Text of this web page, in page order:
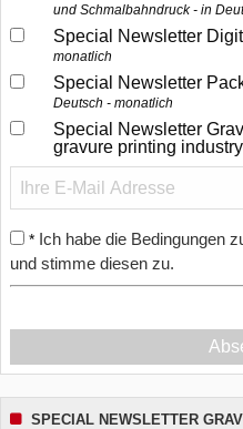
und Schmalbahndruck - in
Special Newsletter
monatlich
Special Newsletter
Deutsch - monatlich
Special Newsletter
gravure printing industry
* Ich habe die Bedingungen
und stimme diesen zu.
SPECIAL NEWSLETTER